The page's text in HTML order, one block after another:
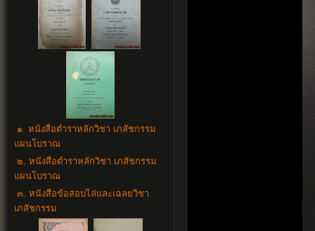
๑. หนังสือตำราหลักวิชา เภสัชกรรม
แผนโบราณ
๒. หนังสือตำราหลักวิชา เภสัชกรรม
แผนโบราณ
๓. หนังสือข้อสอบไล่และเฉลยวิชา
เภสัชกรรม